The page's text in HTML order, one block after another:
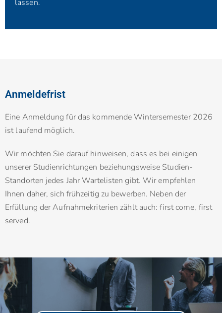
lassen.
Anmeldefrist
Eine Anmeldung für das kommende Wintersemester 2026
ist laufend möglich.
Wir möchten Sie darauf hinweisen, dass es bei einigen
unserer Studienrichtungen beziehungsweise Studien-
Standorten jedes Jahr Wartelisten gibt. Wir empfehlen
Ihnen daher, sich frühzeitig zu bewerben. Neben der
Erfüllung der Aufnahmekriterien zählt auch: first come, first
served.